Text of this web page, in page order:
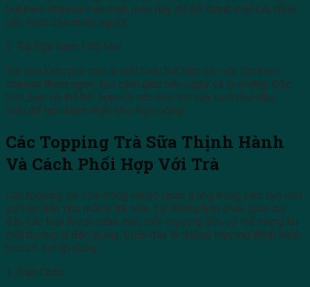
bọt kem cheese trên mặt, món này đã trở thành một lựa chọn
yêu thích của nhiều người.
3. Trà Sữa Kem Phô Mai
Trà sữa kem phô mai là một biến thể hấp dẫn với lớp kem
cheese thơm ngon, tạo cảm giác béo ngậy và lạ miệng. Đặc
biệt, bạn có thể kết hợp với các loại trái cây tươi như dâu,
xoài để tạo điểm nhấn cho thức uống.
Các Topping Trà Sữa Thịnh Hành
Và Cách Phối Hợp Với Trà
Các topping trà sữa đóng vai trò quan trọng trong việc tạo nên
sự hấp dẫn cho mỗi ly trà sữa. Từ những trân châu giòn dai
đến các loại thạch mềm mát, mỗi topping đều có thể mang lại
một hương vị đặc trưng. Dưới đây là những topping thịnh hành
bạn có thể áp dụng:
1. Trân Châu